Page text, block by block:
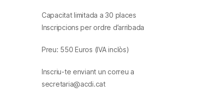
Capacitat limitada a 30 places
Inscripcions per ordre d’arribada
Preu: 550 Euros (IVA inclòs)
Inscriu-te enviant un correu a
secretaria@acdi.cat